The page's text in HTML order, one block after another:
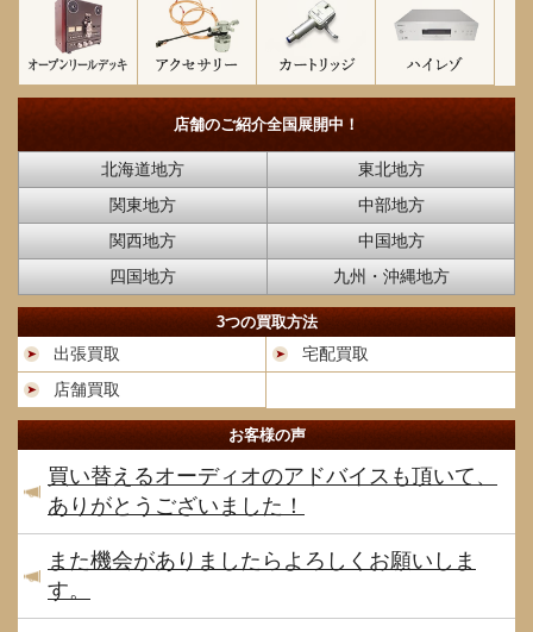
店舗のご紹介全国展開中！
北海道地方
東北地方
関東地方
中部地方
関西地方
中国地方
四国地方
九州・沖縄地方
3つの買取方法
出張買取
宅配買取
店舗買取
お客様の声
買い替えるオーディオのアドバイスも頂いて、
ありがとうございました！
また機会がありましたらよろしくお願いしま
す。